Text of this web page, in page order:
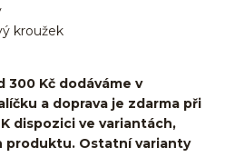
kroužek
300 Kč dodáváme v
a doprava je zdarma při
dispozici ve variantách,
Ostatní varianty